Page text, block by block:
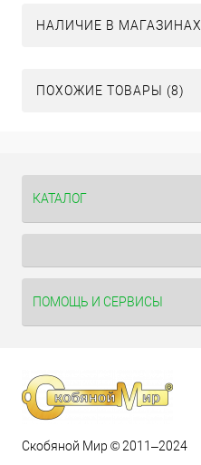
НАЛИЧИЕ В МАГАЗИНАХ
ПОХОЖИЕ ТОВАРЫ (8)
КАТАЛОГ
ПОМОЩЬ И СЕРВИСЫ
Скобяной Мир © 2011–2024